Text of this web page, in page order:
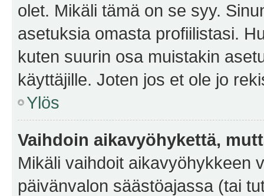
olet. Mikäli tämä on se syy.
asetuksia omasta profiilistasi.
kuten suurin osa muistakin
käyttäjille. Joten jos et ole jo
Ylös
Vaihdoin aikavyöhykettä,
Mikäli vaihdoit aikavyöhykkeen
päivänvalon säästöajassa (tai